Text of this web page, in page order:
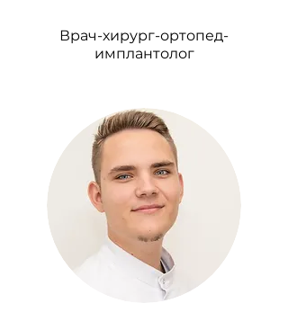
Врач-хирург-ортопед-
имплантолог